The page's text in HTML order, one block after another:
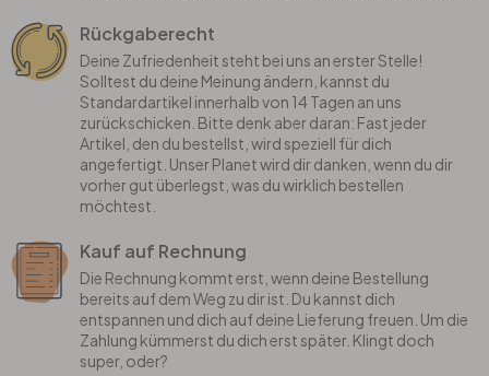
Rückgaberecht
Deine Zufriedenheit steht bei uns an erster Stelle!
Solltest du deine Meinung ändern, kannst du
Standardartikel innerhalb von 14 Tagen an uns
zurückschicken. Bitte denk aber daran: Fast jeder
Artikel, den du bestellst, wird speziell für dich
angefertigt. Unser Planet wird dir danken, wenn du dir
vorher gut überlegst, was du wirklich bestellen
möchtest.
Kauf auf Rechnung
Die Rechnung kommt erst, wenn deine Bestellung
bereits auf dem Weg zu dir ist. Du kannst dich
entspannen und dich auf deine Lieferung freuen. Um die
Zahlung kümmerst du dich erst später. Klingt doch
super, oder?